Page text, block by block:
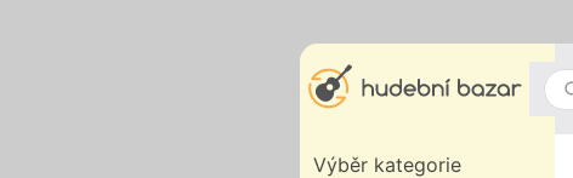
Výběr kategorie